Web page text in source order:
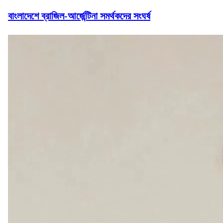
বাংলাদেশে ব্রাজিল-আর্জেন্টিনা সমর্থকদের সংঘর্ষ